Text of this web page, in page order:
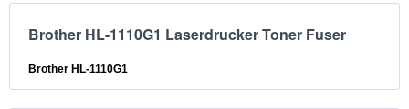
Brother HL-1110G1 Laserdrucker Toner Fuser
Brother HL-1110G1